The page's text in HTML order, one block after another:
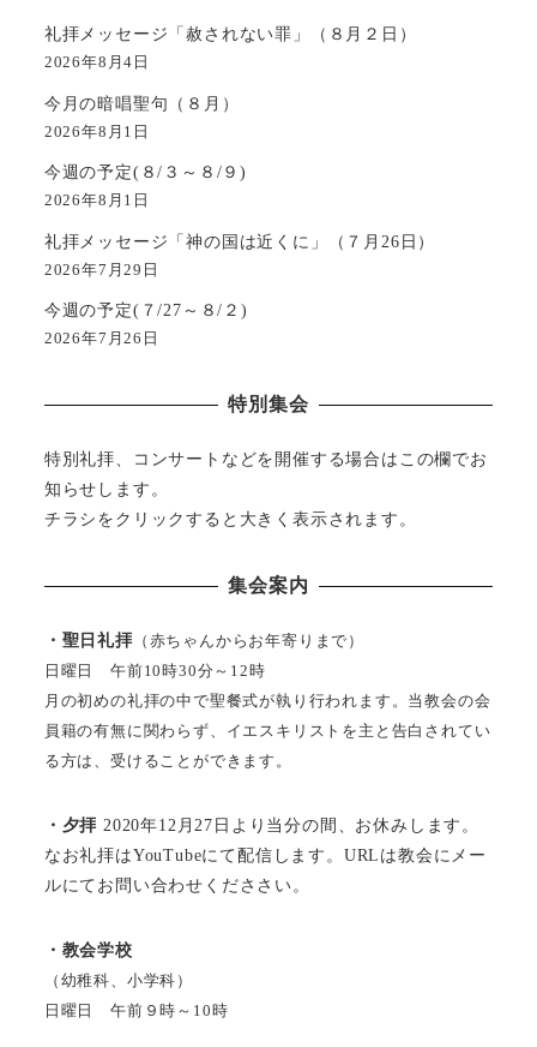
礼拝メッセージ「赦されない罪」（８月２日）
2026年8月4日
今月の暗唱聖句（８月）
2026年8月1日
今週の予定(８/３～８/９)
2026年8月1日
礼拝メッセージ「神の国は近くに」（７月26日）
2026年7月29日
今週の予定(７/27～８/２)
2026年7月26日
特別集会
特別礼拝、コンサートなどを開催する場合はこの欄でお
知らせします。
チラシをクリックすると大きく表示されます。
集会案内
・聖日礼拝 （赤ちゃんからお年寄りまで）
日曜日 午前10時30分～12時
月の初めの礼拝の中で聖餐式が執り行われます。当教会の会
員籍の有無に関わらず、イエスキリストを主と告白されてい
る方は、受けることができます。
・夕拝 2020年12月27日より当分の間、お休みします。
なお礼拝はYouTubeにて配信します。URLは教会にメー
ルにてお問い合わせくだささい。
・教会学校
（幼稚科、小学科）
日曜日 午前９時～10時